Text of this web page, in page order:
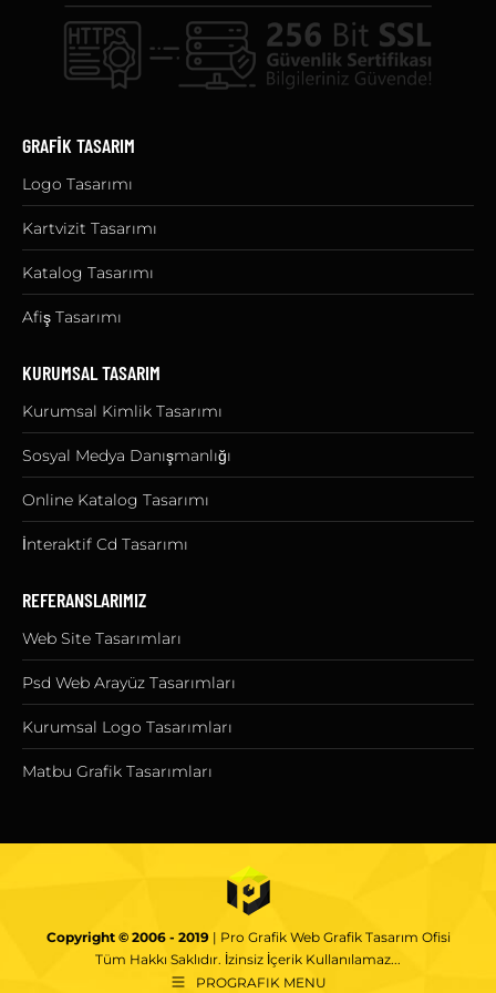
GRAFİK TASARIM
Logo Tasarımı
Kartvizit Tasarımı
Katalog Tasarımı
Afiş Tasarımı
KURUMSAL TASARIM
Kurumsal Kimlik Tasarımı
Sosyal Medya Danışmanlığı
Online Katalog Tasarımı
İnteraktif Cd Tasarımı
REFERANSLARIMIZ
Web Site Tasarımları
Psd Web Arayüz Tasarımları
Kurumsal Logo Tasarımları
Matbu Grafik Tasarımları
Copyright © 2006 - 2019| Pro Grafik Web Grafik Tasarım Ofisi
Tüm Hakkı Saklıdır. İzinsiz İçerik Kullanılamaz...
PROGRAFIK MENU